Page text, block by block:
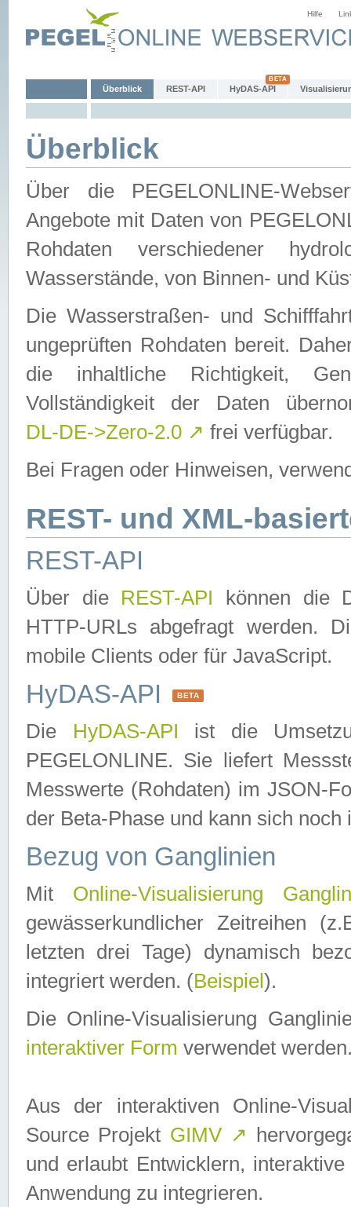
Hilfe
Überblick REST-API HyDAS-API
Überblick
Über die PEGELONLINE-
Angebote mit Daten von
Rohdaten verschiedener
Wasserstände, von Binnen- und
Die Wasserstraßen- und
ungeprüften Rohdaten bereit.
die inhaltliche Richtigkeit,
Vollständigkeit der Daten
DL-DE->Zero-2.0 ↗ frei verfügbar.
Bei Fragen oder Hinweisen,
REST- und XML-
REST-API
Über die REST-API können die
HTTP-URLs abgefragt werden.
mobile Clients oder für JavaScript.
HyDAS-API BETA
Die HyDAS-API ist die
PEGELONLINE. Sie liefert
Messwerte (Rohdaten) im JSON-
der Beta-Phase und kann sich noch
Bezug von Ganglinien
Mit Online-Visualisierung
gewässerkundlicher Zeitreihen
letzten drei Tage) dynamisch
integriert werden. (Beispiel ).
Die Online-Visualisierung
interaktiver Form verwendet
Aus der interaktiven Online-
Source Projekt GIMV ↗
und erlaubt Entwicklern,
Anwendung zu integrieren.